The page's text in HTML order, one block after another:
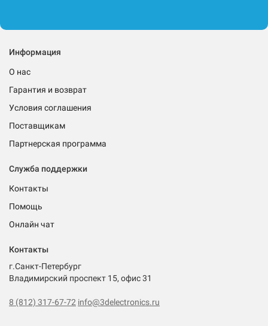
Информация
О нас
Гарантия и возврат
Условия соглашения
Поставщикам
Партнерская программа
Служба поддержки
Контакты
Помощь
Онлайн чат
Контакты
г.Санкт-Петербург
Владимирский проспект 15, офис 31
8 (812) 317-67-72 info@3delectronics.ru